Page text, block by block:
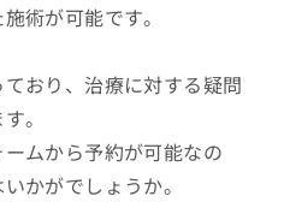
術が可能です。
おり、治療に対する疑問
。
ムから予約が可能なの
かがでしょうか。